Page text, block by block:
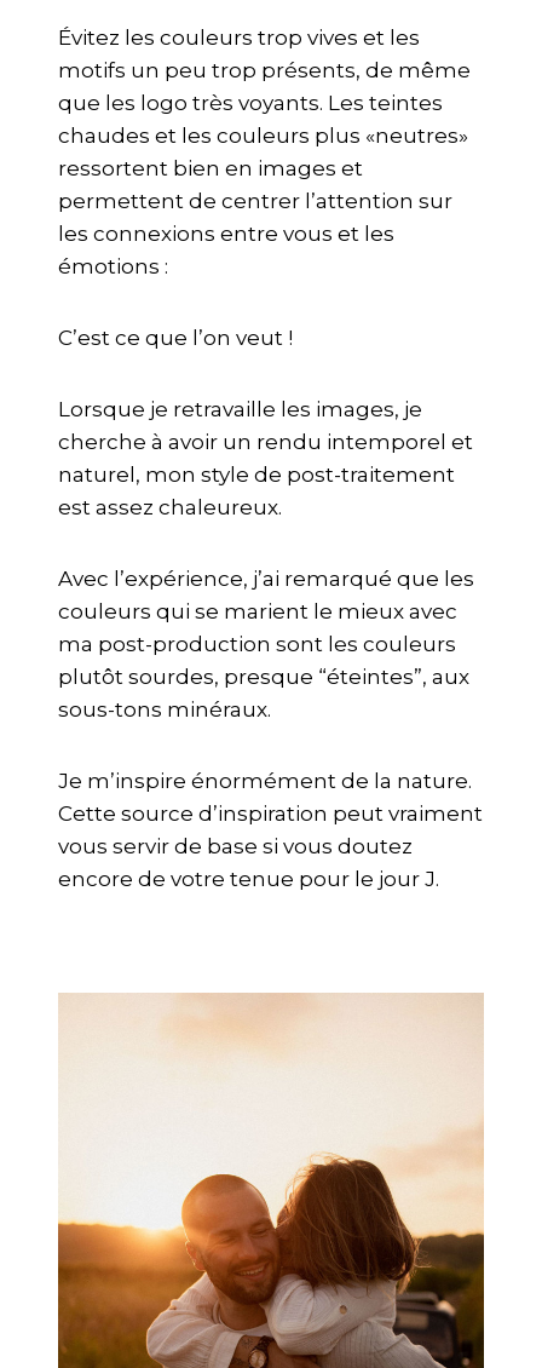
Évitez les couleurs trop vives et les
motifs un peu trop présents, de même
que les logo très voyants. Les teintes
chaudes et les couleurs plus «neutres»
ressortent bien en images et
permettent de centrer l’attention sur
les connexions entre vous et les
émotions :
C’est ce que l’on veut !
Lorsque je retravaille les images, je
cherche à avoir un rendu intemporel et
naturel, mon style de post-traitement
est assez chaleureux.
Avec l’expérience, j’ai remarqué que les
couleurs qui se marient le mieux avec
ma post-production sont les couleurs
plutôt sourdes, presque “éteintes”, aux
sous-tons minéraux.
Je m’inspire énormément de la nature.
Cette source d’inspiration peut vraiment
vous servir de base si vous doutez
encore de votre tenue pour le jour J.